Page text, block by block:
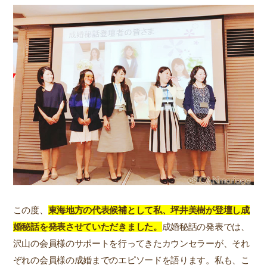
この度、 東海地方の代表候補として私、坪井美樹が登壇し成
婚秘話を発表させていただきました。
成婚秘話の発表では、
沢山の会員様のサポートを行ってきたカウンセラーが、それ
ぞれの会員様の成婚までのエピソードを語ります。私も、こ